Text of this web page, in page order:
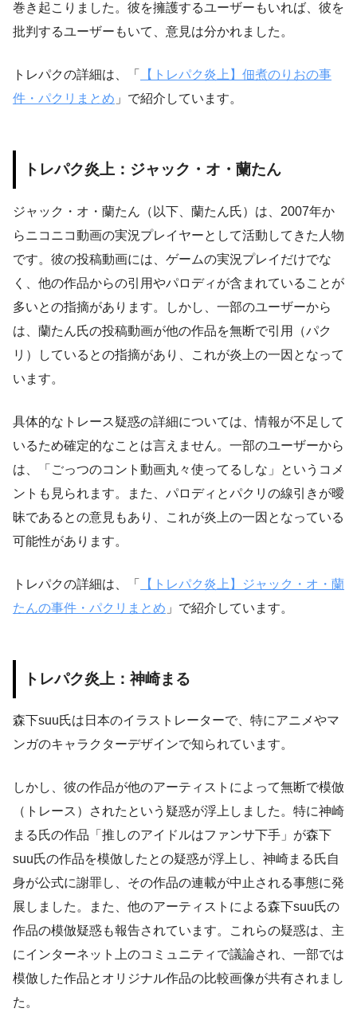
巻き起こりました。彼を擁護するユーザーもいれば、彼を
批判するユーザーもいて、意見は分かれました。
トレパクの詳細は、「
【トレパク炎上】佃煮のりおの事
件・パクリまとめ 」で紹介しています。
トレパク炎上：ジャック・オ・蘭たん
ジャック・オ・蘭たん（以下、蘭たん氏）は、2007年か
らニコニコ動画の実況プレイヤーとして活動してきた人物
です。彼の投稿動画には、ゲームの実況プレイだけでな
く、他の作品からの引用やパロディが含まれていることが
多いとの指摘があります。しかし、一部のユーザーから
は、蘭たん氏の投稿動画が他の作品を無断で引用（パク
リ）しているとの指摘があり、これが炎上の一因となって
います。
具体的なトレース疑惑の詳細については、情報が不足して
いるため確定的なことは言えません。一部のユーザーから
は、「ごっつのコント動画丸々使ってるしな」というコメ
ントも見られます。また、パロディとパクリの線引きが曖
昧であるとの意見もあり、これが炎上の一因となっている
可能性があります。
トレパクの詳細は、「
【トレパク炎上】ジャック・オ・蘭
たんの事件・パクリまとめ 」で紹介しています。
トレパク炎上：神崎まる
森下suu氏は日本のイラストレーターで、特にアニメやマ
ンガのキャラクターデザインで知られています。
しかし、彼の作品が他のアーティストによって無断で模倣
（トレース）されたという疑惑が浮上しました。特に神崎
まる氏の作品「推しのアイドルはファンサ下手」が森下
suu氏の作品を模倣したとの疑惑が浮上し、神崎まる氏自
身が公式に謝罪し、その作品の連載が中止される事態に発
展しました。また、他のアーティストによる森下suu氏の
作品の模倣疑惑も報告されています。これらの疑惑は、主
にインターネット上のコミュニティで議論され、一部では
模倣した作品とオリジナル作品の比較画像が共有されまし
た。